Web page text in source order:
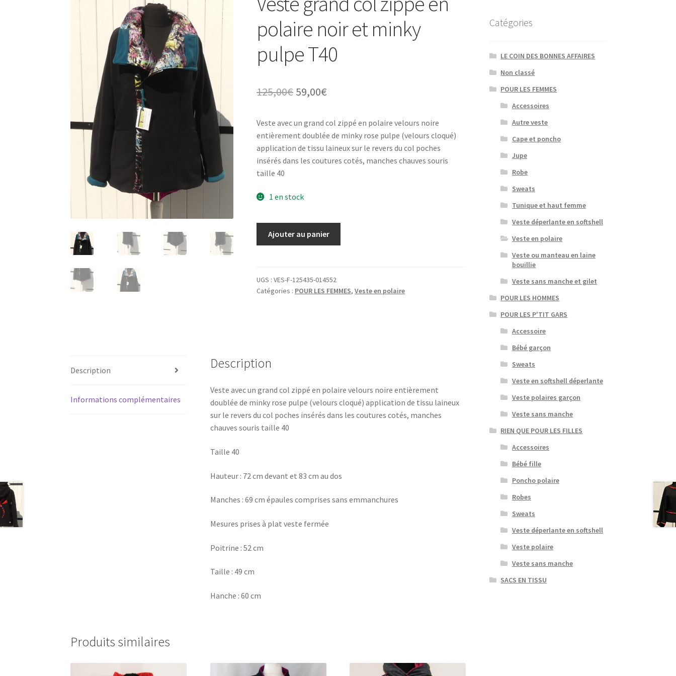
polaire noir et minky
pulpe T40
125,00€ Le
initial
était :
125,00€.
59,00€
actuel
est :
59,00€.
Veste avec un grand col zippé en polaire velours noire
entièrement doublée de minky rose pulpe (velours cloqué)
application de tissu laineux sur le revers du col poches
insérés dans les coutures cotés, manches chauves souris
taille 40
1 en stock
col
zippé
pulpe
Ajouter au panier
UGS :VES-F-125435-014552
Catégories : POUR LES FEMMES,Veste en polaire
Description
Informations complémentaires
Description
Veste avec un grand col zippé en polaire velours noire entièrement
doublée de minky rose pulpe (velours cloqué) application de tissu laineux
sur le revers du col poches insérés dans les coutures cotés, manches
chauves souris taille 40
Taille 40
Hauteur : 72 cm devant et 83 cm au dos
Manches : 69 cm épaules comprises sans emmanchures
Mesures prises à plat veste fermée
Poitrine : 52 cm
Taille : 49 cm
Hanche : 60 cm
Produits similaires
Catégories
LE COIN DES BONNES AFFAIRES
Non classé
POUR LES FEMMES
Accessoires
Autre veste
Cape et poncho
Jupe
Robe
Sweats
Tunique et haut femme
Veste déperlante en softshell
Veste en polaire
Veste ou manteau en laine
bouillie
Veste sans manche et gilet
POUR LES HOMMES
POUR LES P'TIT GARS
Accessoire
Bébé garçon
Sweats
Veste en softshell déperlante
Veste polaires garçon
Veste sans manche
RIEN QUE POUR LES FILLES
Accessoires
Bébé fille
Poncho polaire
Robes
Sweats
Veste déperlante en softshell
Veste polaire
Veste sans manche
SACS EN TISSU